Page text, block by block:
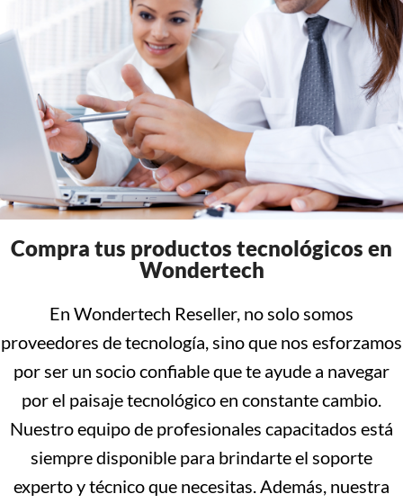
Compra tus productos tecnológicos en
Wondertech
En Wondertech Reseller, no solo somos
proveedores de tecnología, sino que nos esforzamos
por ser un socio confiable que te ayude a navegar
por el paisaje tecnológico en constante cambio.
Nuestro equipo de profesionales capacitados está
siempre disponible para brindarte el soporte
experto y técnico que necesitas. Además, nuestra